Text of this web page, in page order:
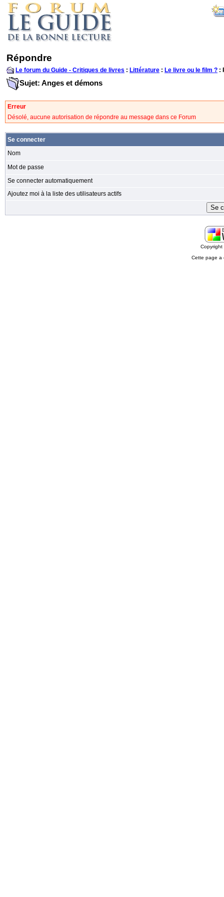
Répondre
Le forum du Guide - Critiques de livres : Littérature : Le livre ou le film ? :
Sujet: Anges et démons
Erreur
Désolé, aucune autorisation de répondre au message dans ce Forum
Se connecter
Nom
Mot de passe
Se connecter automatiquement
Ajoutez moi à la liste des utilisateurs actifs
Cette page a